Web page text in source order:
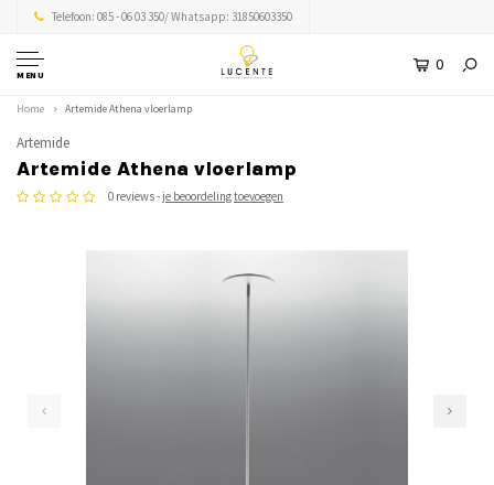
Telefoon: 085 - 06 03 350/ Whatsapp: 31850603350
MENU
0
Home Artemide Athena vloerlamp
Artemide
Artemide Athena vloerlamp
0 reviews - je beoordeling toevoegen